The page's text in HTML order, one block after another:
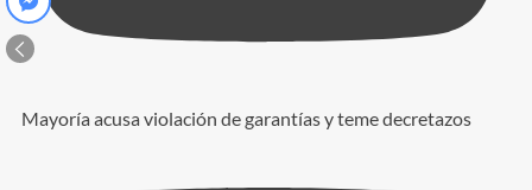
Mayoría acusa violación de garantías y teme decretazos